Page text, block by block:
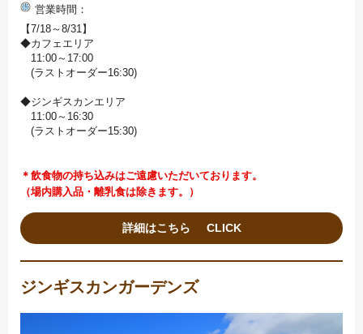
営業時間
【7/18～8/31】
◆カフェエリア
11:00～17:00
(ラストオーダー16:30)
◆ジンギスカンエリア
11:00～16:30
(ラストオーダー15:30)
＊飲食物の持ち込みはご遠慮いただいております。
（場内購入品・離乳食は除きます。）
詳細はこちら
ジンギスカンガーデンズ